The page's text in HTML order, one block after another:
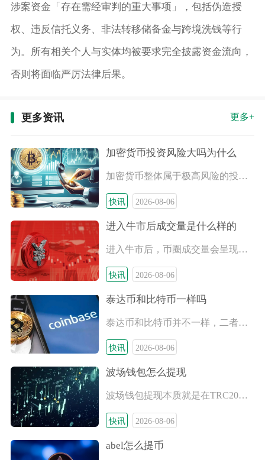
涉案资金「存在需经审判的重大事项」，包括伪造授
权、违反信托义务、非法转移储备金与跨境洗钱等行
为。所有相关个人与实体均被要求完全披露资金流向，
否则将面临严厉法律后果。
更多资讯 更多+
加密货币投资风险大吗为什么
加密货币整体属于极高风险的投资品类，并不适合普通理财人群盲目
快讯 2026-08-06
进入牛市后成交量是什么样的
进入牛市后，币圈成交量会呈现初期温和放大、中期持续天量、后期
快讯 2026-08-06
泰达币和比特币一样吗
泰达币和比特币并不一样，二者分属加密市场里两类定位完全相悖的
快讯 2026-08-06
波场钱包怎么提现
波场钱包提现本质就是在TRC20波场公链上发起链上转账，把钱
快讯 2026-08-06
abel怎么提币